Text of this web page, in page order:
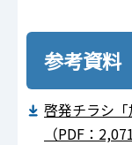
参考資料
啓発チラシ「
（PDF：